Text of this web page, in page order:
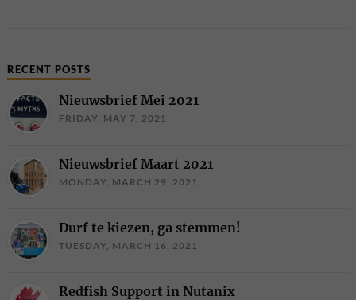
RECENT POSTS
Nieuwsbrief Mei 2021
FRIDAY, MAY 7, 2021
Nieuwsbrief Maart 2021
MONDAY, MARCH 29, 2021
Durf te kiezen, ga stemmen!
TUESDAY, MARCH 16, 2021
Redfish Support in Nutanix